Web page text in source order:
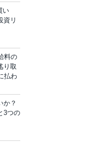
い
資リ
料の
り取
払わ
か？
3つの